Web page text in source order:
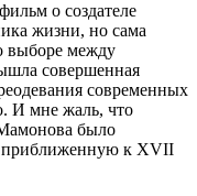
о создателе
жизни, но сама
выборе между
совершенная
современных
И мне жаль, что
было
приближенную к XVII